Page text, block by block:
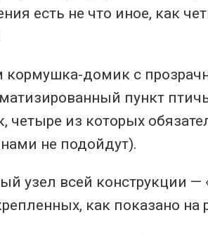
есть не что иное, как
домик с
пункт
четыре из которых
не подойдут).
узел всей конструкции —
как показано